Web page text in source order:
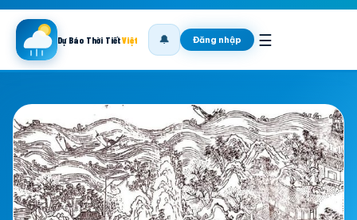
Dự Báo Thời TiếtViệt 🔔 Đăng nhập ☰